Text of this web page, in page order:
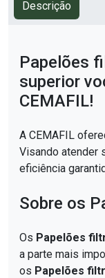
Descrição
Papelões
superior
CEMAFIL!
A CEMAFIL
Visando atender
eficiência
Sobre os
Os Papelões
a parte mais
os Papelões